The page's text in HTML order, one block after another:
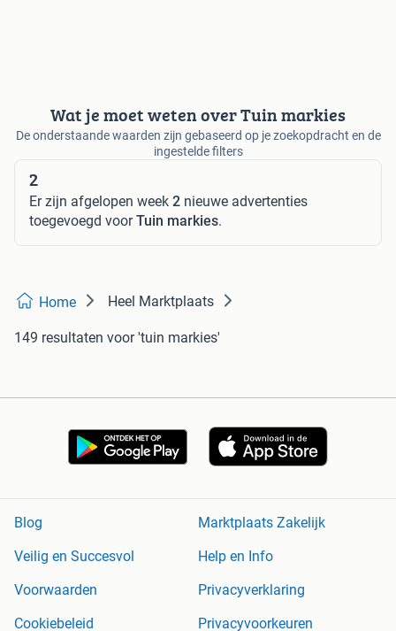
Wat je moet weten over Tuin markies
De onderstaande waarden zijn gebaseerd op je zoekopdracht en de
ingestelde filters
2
Er zijn afgelopen week 2 nieuwe advertenties
toegevoegd voorTuin markies.
Home Heel Marktplaats
149 resultaten voor 'tuin markies'
Blog
Marktplaats Zakelijk
Veilig en Succesvol
Help en Info
Voorwaarden
Privacyverklaring
Cookiebeleid
Privacyvoorkeuren